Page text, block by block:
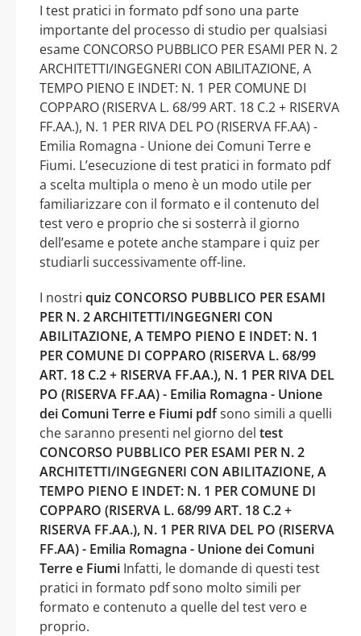
I test pratici in formato pdf sono una parte
importante del processo di studio per qualsiasi
esame CONCORSO PUBBLICO PER ESAMI PER N. 2
ARCHITETTI/INGEGNERI CON ABILITAZIONE, A
TEMPO PIENO E INDET: N. 1 PER COMUNE DI
COPPARO (RISERVA L. 68/99 ART. 18 C.2 + RISERVA
FF.AA.), N. 1 PER RIVA DEL PO (RISERVA FF.AA) -
Emilia Romagna - Unione dei Comuni Terre e
Fiumi. L’esecuzione di test pratici in formato pdf
a scelta multipla o meno è un modo utile per
familiarizzare con il formato e il contenuto del
test vero e proprio che si sosterrà il giorno
dell’esame e potete anche stampare i quiz per
studiarli successivamente off-line.
I nostri quiz CONCORSO PUBBLICO PER ESAMI
PER N. 2 ARCHITETTI/INGEGNERI CON
ABILITAZIONE, A TEMPO PIENO E INDET: N. 1
PER COMUNE DI COPPARO (RISERVA L. 68/99
ART. 18 C.2 + RISERVA FF.AA.), N. 1 PER RIVA DEL
PO (RISERVA FF.AA) - Emilia Romagna - Unione
dei Comuni Terre e Fiumi pdfsono simili a quelli
che saranno presenti nel giorno del test
CONCORSO PUBBLICO PER ESAMI PER N. 2
ARCHITETTI/INGEGNERI CON ABILITAZIONE, A
TEMPO PIENO E INDET: N. 1 PER COMUNE DI
COPPARO (RISERVA L. 68/99 ART. 18 C.2 +
RISERVA FF.AA.), N. 1 PER RIVA DEL PO (RISERVA
FF.AA) - Emilia Romagna - Unione dei Comuni
Terre e Fiumi Infatti, le domande di questi test
pratici in formato pdf sono molto simili per
formato e contenuto a quelle del test vero e
proprio.